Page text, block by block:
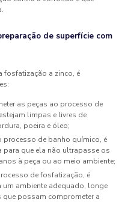
de superfície com
fosfatização a zinco, é
limpas e livres de
poeira e óleo;
que ela não ultrapasse os
à peça ou ao meio ambiente;
um ambiente adequado, longe
que possam comprometer a